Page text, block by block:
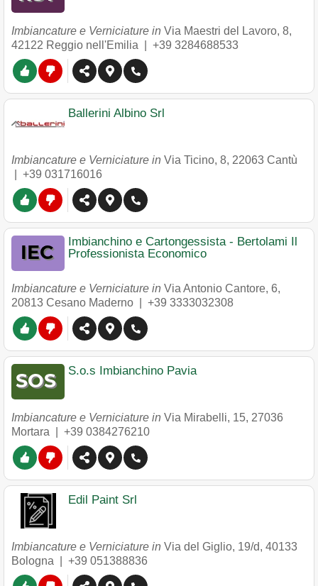
Imbiancature e Verniciature in Via Maestri del Lavoro, 8,
42122 Reggio nell'Emilia +39 3284688533
Ballerini Albino Srl
Imbiancature e Verniciature in Via Ticino, 8, 22063 Cantù
+39 031716016
Imbianchino e Cartongessista - Bertolami Il
Professionista Economico
Imbiancature e Verniciature in Via Antonio Cantore, 6,
20813 Cesano Maderno +39 3333032308
S.o.s Imbianchino Pavia
Imbiancature e Verniciature in Via Mirabelli, 15, 27036
Mortara
+39 0384276210
Edil Paint Srl
Imbiancature e Verniciature in Via del Giglio, 19/d, 40133
Bologna
+39 051388836